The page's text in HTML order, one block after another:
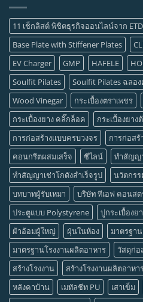
11 เช็กลิสต์ พิชิตธุรกิจออนไลน์จาก
Base Plate with Stiffener Plates
EV Charger
GMP HAFELE
Soulfit Pilates
Soulfit Pilates ฉลอ
Wood Vinegar
กระเบื้องตราเพชร
กระเบื้องยาง คลิ๊กล็อค
กระเบื้องยาง
การก่อสร้างแบบครบวงจร
การก่อสร้
คอนกรีตผสมเสร็จ
ซีไลน์
ทำสัญญ
ทำสัญญาเช่าโกดังสำเร็จรูป
นวัตกรร
บทบาทผู้รับเหมา
บริษัท ทีเอฟ คอนส
ประตูแบบ Polystyrene
ปูกระเบื้องย
ผ้าอ้อมผู้ใหญ่
ฝุ่นในห้อง
มาตรฐา
มาตรฐานโรงงานผลิตอาหาร
วัสดุก่อ
สร้างโรงงาน
สร้างโรงงานผลิตอาหา
หลังคาบ้าน
เมทัลชีท PU เสาเข็ม